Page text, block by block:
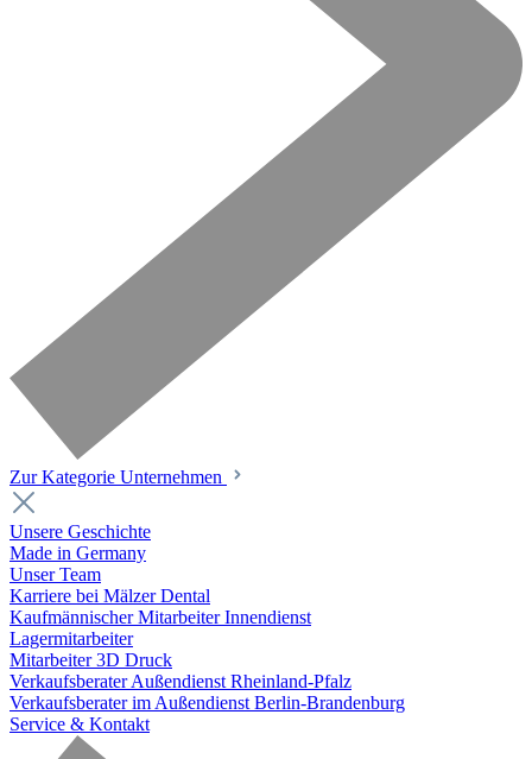
Zur Kategorie Unternehmen
Unsere Geschichte
Made in Germany
Unser Team
Karriere bei Mälzer Dental
Kaufmännischer Mitarbeiter Innendienst
Lagermitarbeiter
Mitarbeiter 3D Druck
Verkaufsberater Außendienst Rheinland-Pfalz
Verkaufsberater im Außendienst Berlin-Brandenburg
Service & Kontakt